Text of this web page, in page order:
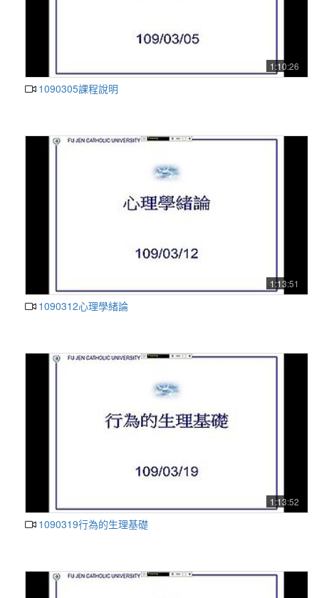
1:10:26
1090305課程說明
1:13:51
1090312心理學緒論
1:13:52
1090319行為的生理基礎